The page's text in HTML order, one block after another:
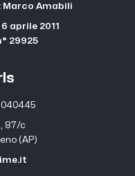
Marco Amabili
aprile 2011
29925
87/c
(AP)